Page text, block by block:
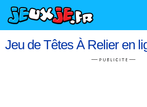
Jeu de Têtes À Relier en